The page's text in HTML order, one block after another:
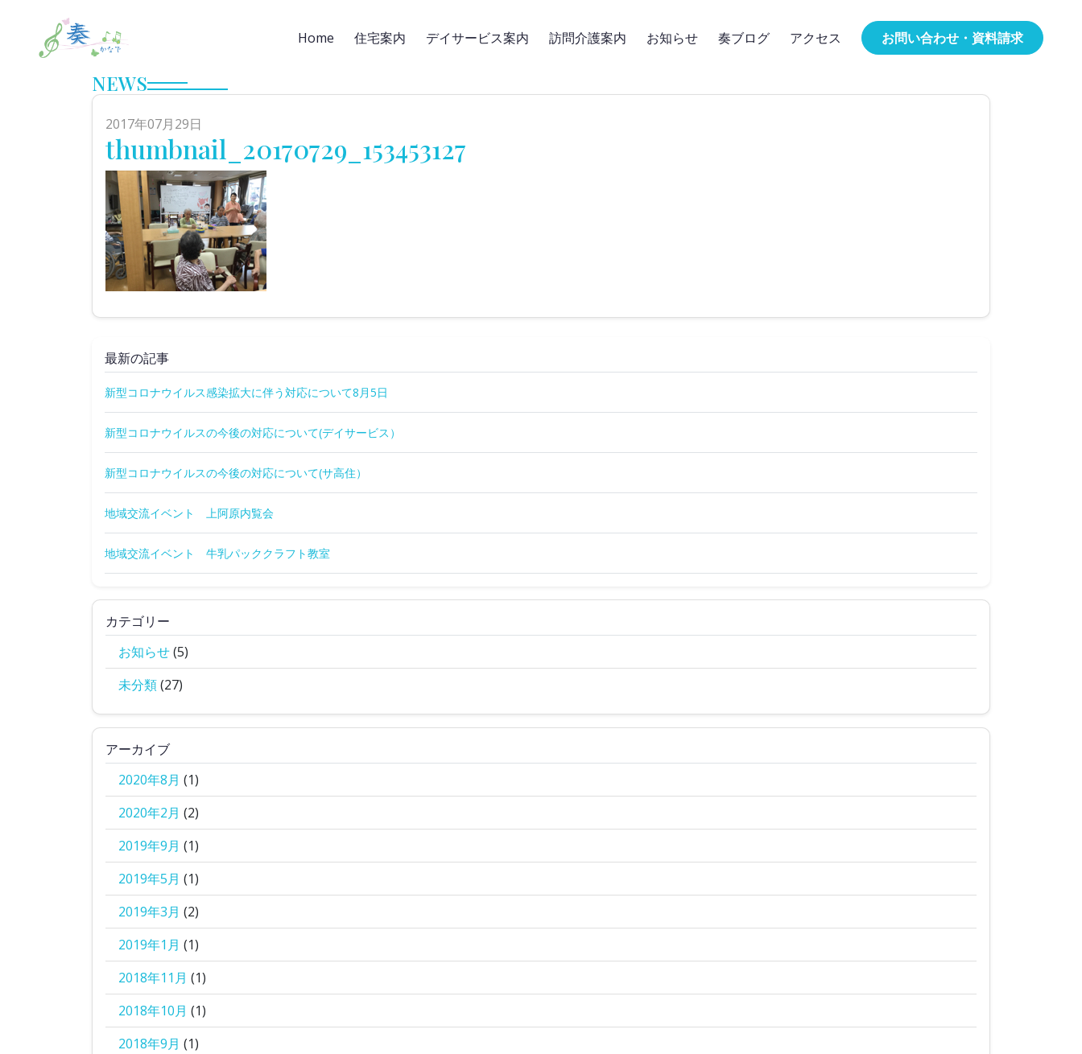
Home 住宅案内 デイサービス案内 訪問介護案内 お知らせ 奏ブログ アクセス お問い合わせ・資料請求
NEWS
2017年07月29日
thumbnail_20170729_153453127
最新の記事
新型コロナウイルス感染拡大に伴う対応について8月5日
新型コロナウイルスの今後の対応について(デイサービス）
新型コロナウイルスの今後の対応について(サ高住）
地域交流イベント 上阿原内覧会
地域交流イベント 牛乳パッククラフト教室
カテゴリー
お知らせ(5)
未分類(27)
アーカイブ
2020年8月 (1)
2020年2月 (2)
2019年9月 (1)
2019年5月 (1)
2019年3月 (2)
2019年1月 (1)
2018年11月 (1)
2018年10月 (1)
2018年9月 (1)